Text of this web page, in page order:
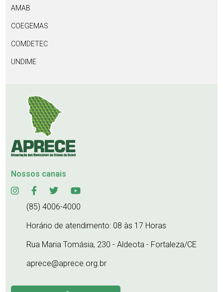
AMAB
COEGEMAS
COMDETEC
UNDIME
Nossos canais
(85) 4006-4000
Horário de atendimento: 08 às 17 Horas
Rua Maria Tomásia, 230 - Aldeota - Fortaleza/CE
aprece@aprece.org.br